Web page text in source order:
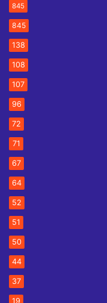
845
845
138
108
107
96
72
71
67
64
52
51
50
44
37
19